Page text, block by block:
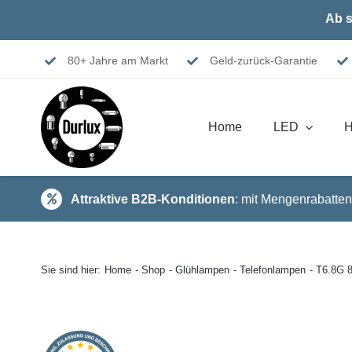
Ab
80+ Jahre am Markt Geld-zurück-Garantie
Home LED
Attraktive B2B-Konditionen: mit
Sie sind hier: Home Shop Glühlampen Telefonlampen T6.8G